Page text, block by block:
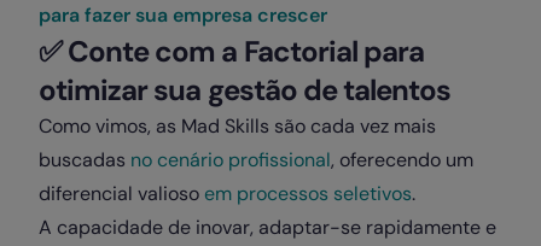
para fazer sua empresa crescer
✅Conte com a Factorial para
otimizar sua gestão de talentos
Como vimos, as Mad Skills são cada vez mais
buscadas no cenário profissional, oferecendo um
diferencial valioso em processos seletivos.
A capacidade de inovar, adaptar-se rapidamente e